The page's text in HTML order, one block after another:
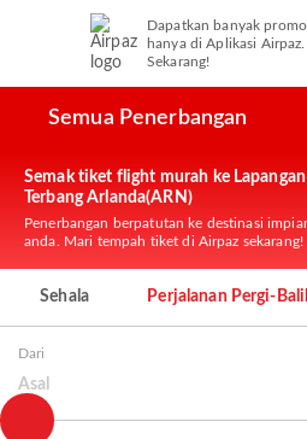
Dapatkan banyak
hanya di Aplikasi
Sekarang!
Semua Penerbangan
Semak tiket flight murah ke Lapangan
Terbang Arlanda(ARN)
Penerbangan berpatutan ke destinasi
anda. Mari tempah tiket di Airpaz sekarang!
Sehala Perjalanan Pergi-
Dari
Asal